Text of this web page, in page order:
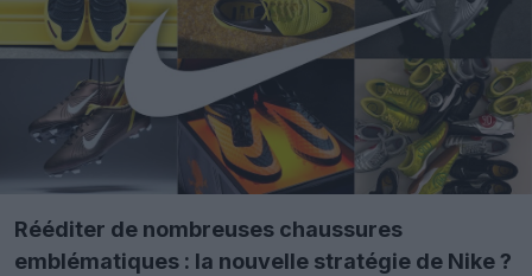
Rééditer de nombreuses chaussures
emblématiques : la nouvelle stratégie de Nike ?